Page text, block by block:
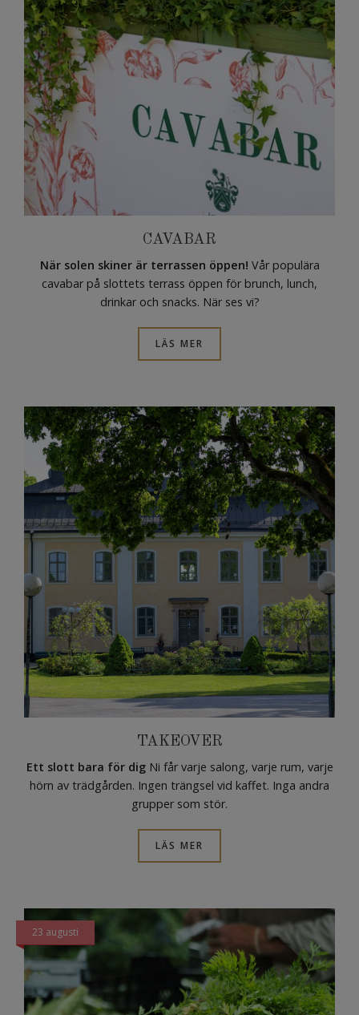
CAVABAR
När solen skiner är terrassen öppen! Vår populära
cavabar på slottets terrass öppen för brunch, lunch,
drinkar och snacks. När ses vi?
LÄS MER
TAKEOVER
Ett slott bara för digNi får varje salong, varje rum, varje
hörn av trädgården. Ingen trängsel vid kaffet. Inga andra
grupper som stör.
LÄS MER
23 augusti